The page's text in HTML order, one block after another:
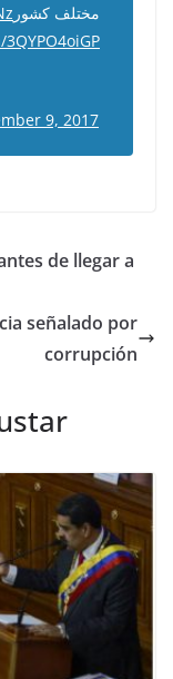
مختلف کشور
9, 2017
de llegar a
señalado por
corrupción